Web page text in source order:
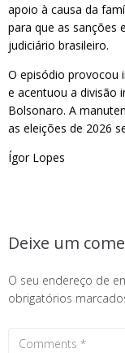
apoio à causa da
para que as sanções
judiciário brasileiro.
O episódio provocou
e acentuou a divisão
Bolsonaro. A
as eleições de 2026
Ígor Lopes
Deixe um
O seu endereço de
obrigatórios